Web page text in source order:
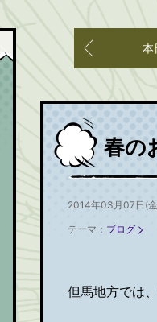
本
春の
2014年03月07日(
テーマ： ブログ
但馬地方では